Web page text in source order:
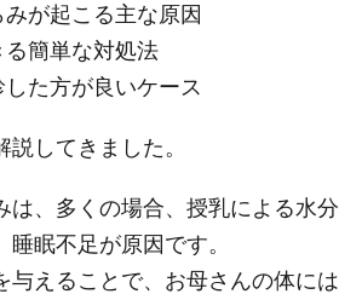
が起こる主な原因
簡単な対処法
た方が良いケース
説してきました。
は、多くの場合、授乳による水分
眠不足が原因です。
与えることで、お母さんの体には